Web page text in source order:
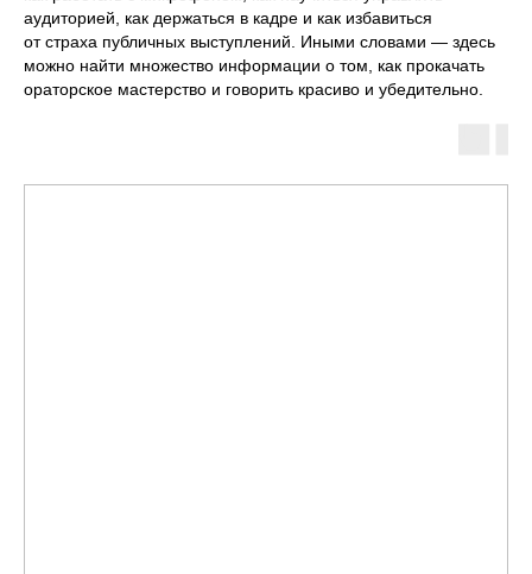
аудиторией, как держаться в кадре и как избавиться
от страха публичных выступлений. Иными словами — здесь
можно найти множество информации о том, как прокачать
ораторское мастерство и говорить красиво и убедительно.